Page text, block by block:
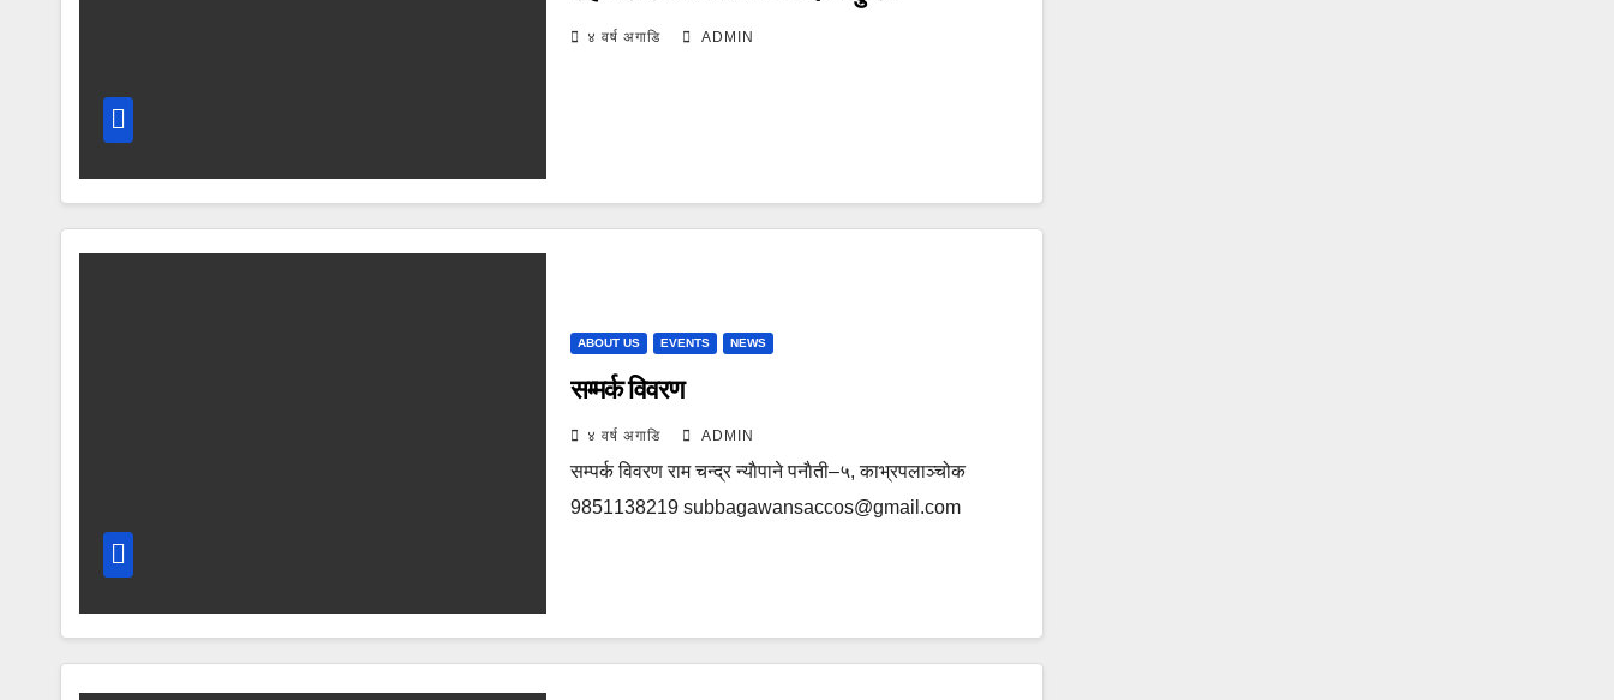
४ वर्ष अगाडि ADMIN
ABOUT US EVENTS NEWS
सम्मर्क विवरण
४ वर्ष अगाडि ADMIN
सम्पर्क विवरण राम चन्द्र न्याैपाने पनाैती–५, काभ्रपलाञ्‍चोक
9851138219 subbagawansaccos@gmail.com